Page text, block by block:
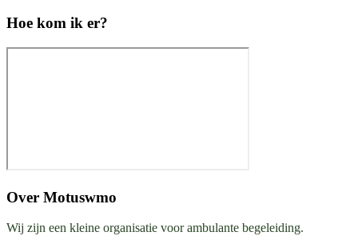
Hoe kom ik er?
Over Motuswmo
Wij zijn een kleine organisatie voor ambulante begeleiding.